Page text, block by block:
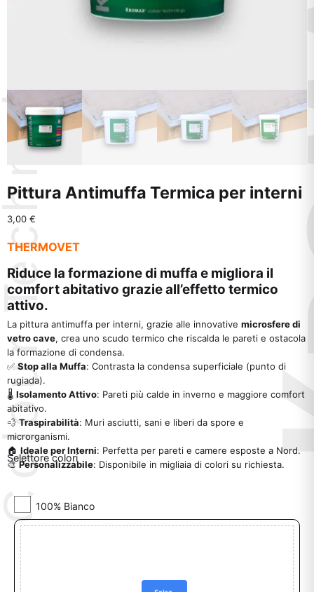
Pittura Antimuffa Termica per interni
3,00 €
THERMOVET
Riduce la formazione di muffa e migliora il
comfort abitativo grazie all’effetto termico
attivo.
La pittura antimuffa per interni, grazie alle innovative microsfere di
vetro cave, crea uno scudo termico che riscalda le pareti e ostacola
la formazione di condensa.
✅ Stop alla Muffa: Contrasta la condensa superficiale (punto di
rugiada).
🌡️ Isolamento Attivo: Pareti più calde in inverno e maggiore comfort
abitativo.
💨 Traspirabilità: Muri asciutti, sani e liberi da spore e
microrganismi.
🏠 Ideale per Interni: Perfetta per pareti e camere esposte a Nord.
🎨Personalizzabile: Disponibile in migliaia di colori su richiesta.
Selettore colori